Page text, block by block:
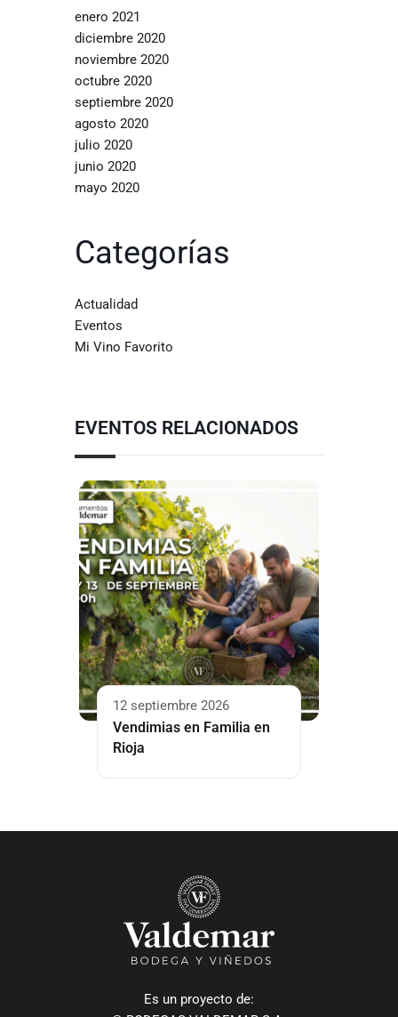
enero 2021
diciembre 2020
noviembre 2020
octubre 2020
septiembre 2020
agosto 2020
julio 2020
junio 2020
mayo 2020
Categorías
Actualidad
Eventos
Mi Vino Favorito
EVENTOS RELACIONADOS
12 septiembre 2026
Vendimias en Familia en
Rioja
Es un proyecto de: